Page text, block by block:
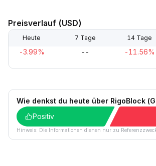
Preisverlauf (USD)
Heute 7 Tage 14 Tage
-3.99% -- -11.56%
Wie denkst du heute über RigoBlock
Positiv
Hinweis: Die Informationen dienen nur zu